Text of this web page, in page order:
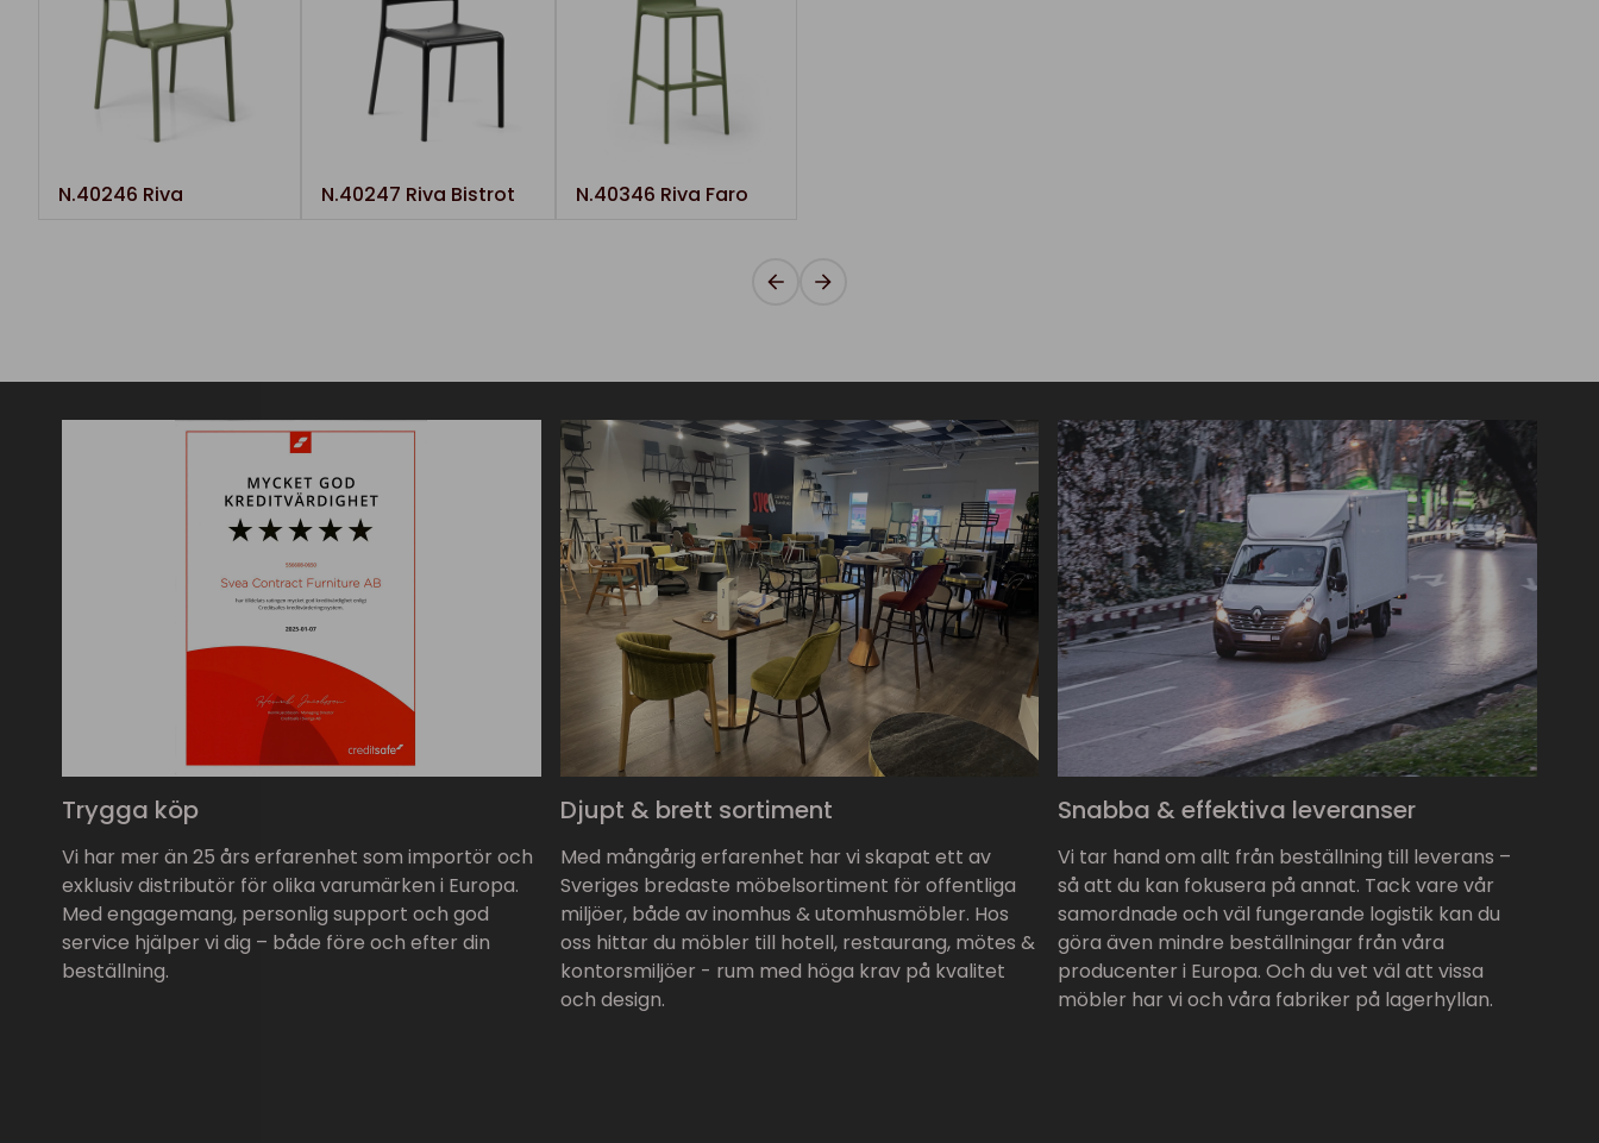
N.40246 Riva N.40247 Riva Bistrot N.40346 Riva Faro
Trygga köp
Vi har mer än 25 års erfarenhet som importör och
exklusiv distributör för olika varumärken i Europa.
Med engagemang, personlig support och god
service hjälper vi dig – både före och efter din
beställning.
Djupt & brett sortiment
Med mångårig erfarenhet har vi skapat ett av
Sveriges bredaste möbelsortiment för offentliga
miljöer, både av inomhus & utomhusmöbler. Hos
oss hittar du möbler till hotell, restaurang, mötes &
kontorsmiljöer - rum med höga krav på kvalitet
och design.
Snabba & effektiva leveranser
Vi tar hand om allt från beställning till leverans –
så att du kan fokusera på annat. Tack vare vår
samordnade och väl fungerande logistik kan du
göra även mindre beställningar från våra
producenter i Europa. Och du vet väl att vissa
möbler har vi och våra fabriker på lagerhyllan.